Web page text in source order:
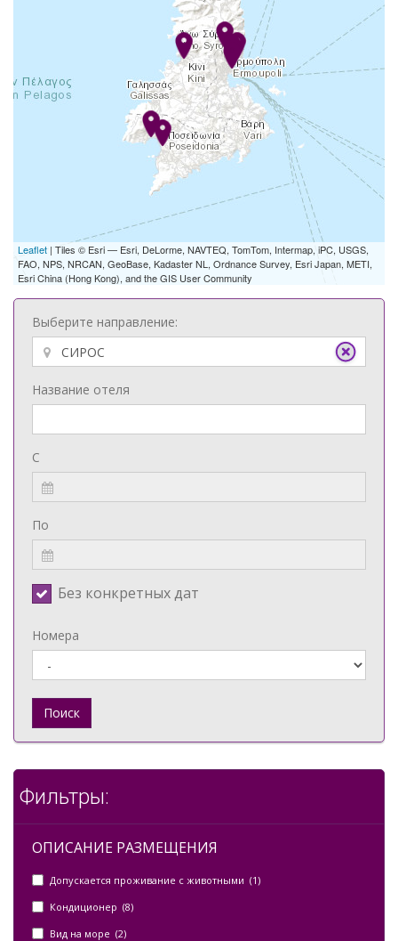
Leaflet | Tiles © Esri — Esri, DeLorme, NAVTEQ, TomTom, Intermap, iPC, USGS,
FAO, NPS, NRCAN, GeoBase, Kadaster NL, Ordnance Survey, Esri Japan, METI,
Esri China (Hong Kong), and the GIS User Community
Выберите направление:
Название отеля
С
По
Без конкретных дат
Номера
Поиск
Фильтры:
ОПИСАНИЕ РАЗМЕЩЕНИЯ
Допускается проживание с животными (1)
Кондиционер (8)
Вид на море (2)